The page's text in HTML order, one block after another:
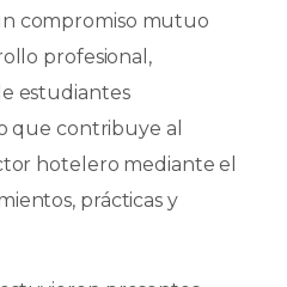
compromiso mutuo
profesional,
estudiantes
que contribuye al
hotelero mediante el
prácticas y